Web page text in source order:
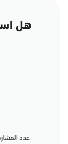
هل
عدد المشاركات: 29826 مشاركة